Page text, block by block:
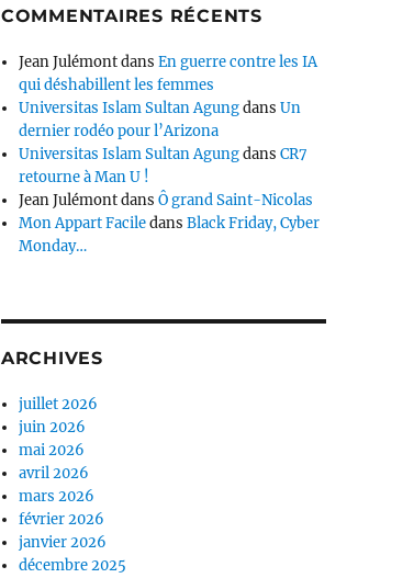
COMMENTAIRES RÉCENTS
Jean JulémontdansEn guerre contre les IA
qui déshabillent les femmes
Universitas Islam Sultan AgungdansUn
dernier rodéo pour l’Arizona
Universitas Islam Sultan AgungdansCR7
retourne à Man U !
Jean JulémontdansÔ grand Saint-Nicolas
Mon Appart FaciledansBlack Friday, Cyber
Monday…
ARCHIVES
juillet 2026
juin 2026
mai 2026
avril 2026
mars 2026
février 2026
janvier 2026
décembre 2025